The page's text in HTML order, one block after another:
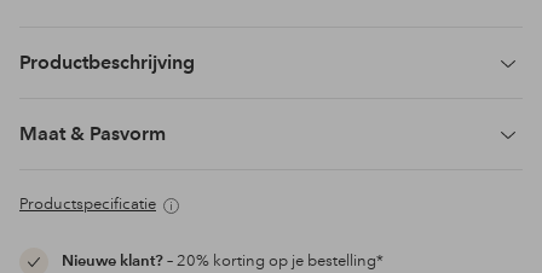
Productbeschrijving
Maat & Pasvorm
Productspecificatie
Nieuwe klant?– 20% korting op je bestelling*